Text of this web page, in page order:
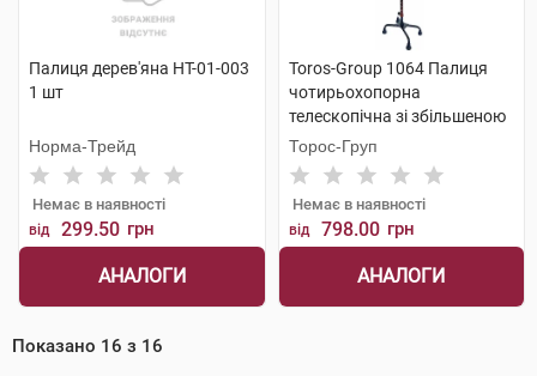
Палиця дерев'яна НТ-01-003
1 шт
Норма-Трейд
Немає в наявності
від 299.50 грн
АНАЛОГИ
Toros-Group 1064 Палиця
чотирьохопорна
телескопічна зі збільшеною
опорою 1 шт
Торос-Груп
Немає в наявності
від 798.00 грн
АНАЛОГИ
Показано 16 з 16